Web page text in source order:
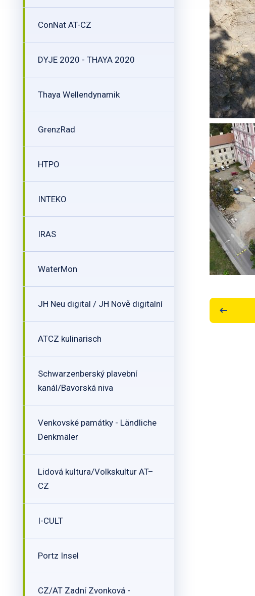
ConNat AT-CZ
DYJE 2020 - THAYA 2020
Thaya Wellendynamik
GrenzRad
HTPO
INTEKO
IRAS
WaterMon
JH Neu digital / JH Nově digitalní
ATCZ kulinarisch
Schwarzenberský plavební
kanál/Bavorská niva
Venkovské památky - Ländliche
Denkmäler
Lidová kultura/Volkskultur AT–
CZ
I-CULT
Portz Insel
CZ/AT Zadní Zvonková -